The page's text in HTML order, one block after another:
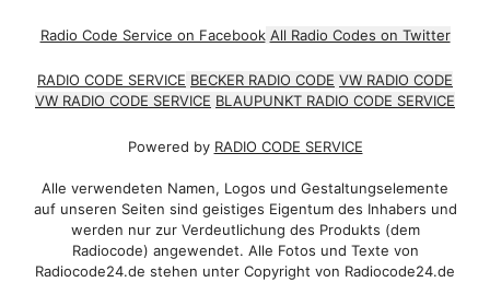
Radio Code Service on Facebook All Radio Codes on Twitter
RADIO CODE SERVICE BECKER RADIO CODE VW RADIO CODE
VW RADIO CODE SERVICE BLAUPUNKT RADIO CODE SERVICE
Powered by RADIO CODE SERVICE
Alle verwendeten Namen, Logos und Gestaltungselemente
auf unseren Seiten sind geistiges Eigentum des Inhabers und
werden nur zur Verdeutlichung des Produkts (dem
Radiocode) angewendet. Alle Fotos und Texte von
Radiocode24.de stehen unter Copyright von Radiocode24.de